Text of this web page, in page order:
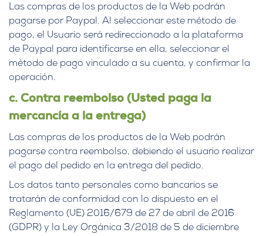
Las compras de los productos de la Web podrán
pagarse por Paypal. Al seleccionar este método de
pago, el Usuario será redireccionado a la plataforma
de Paypal para identificarse en ella, seleccionar el
método de pago vinculado a su cuenta, y confirmar la
operación.
c. Contra reembolso (Usted paga la
mercancía a la entrega)
Las compras de los productos de la Web podrán
pagarse contra reembolso, debiendo el usuario realizar
el pago del pedido en la entrega del pedido.
Los datos tanto personales como bancarios se
tratarán de conformidad con lo dispuesto en el
Reglamento (UE) 2016/679 de 27 de abril de 2016
(GDPR) y la Ley Orgánica 3/2018 de 5 de diciembre